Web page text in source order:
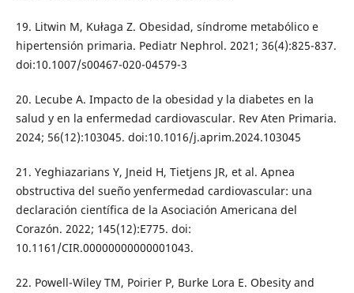
19. Litwin M, Kułaga Z. Obesidad, síndrome metabólico e
hipertensión primaria. Pediatr Nephrol. 2021; 36(4):825-837.
doi:10.1007/s00467-020-04579-3
20. Lecube A. Impacto de la obesidad y la diabetes en la
salud y en la enfermedad cardiovascular. Rev Aten Primaria.
2024; 56(12):103045. doi:10.1016/j.aprim.2024.103045
21. Yeghiazarians Y, Jneid H, Tietjens JR, et al. Apnea
obstructiva del sueño yenfermedad cardiovascular: una
declaración científica de la Asociación Americana del
Corazón. 2022; 145(12):E775. doi:
10.1161/CIR.00000000000001043.
22. Powell-Wiley TM, Poirier P, Burke Lora E. Obesity and